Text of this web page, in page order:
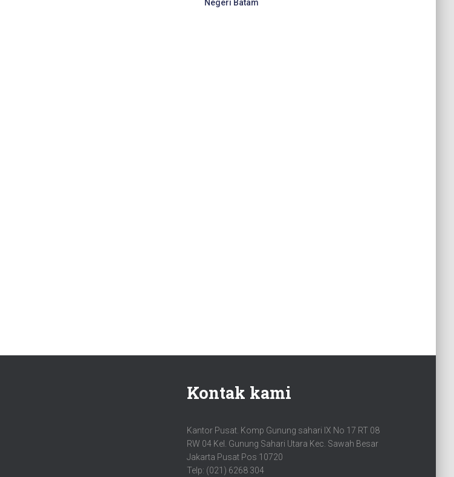
Negeri Batam
Kontak kami
Kantor Pusat. Komp Gunung sahari IX No 17 RT 08
RW 04 Kel. Gunung Sahari Utara Kec. Sawah Besar
Jakarta Pusat Pos 10720
Telp: (021) 6268 304